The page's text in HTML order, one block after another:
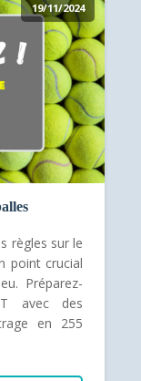
19/11/2024
règles sur le
point crucial
Préparez-
avec des
en 255